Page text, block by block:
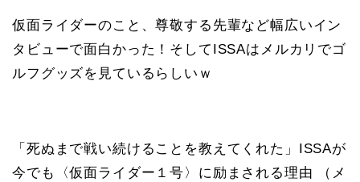
仮面ライダーのこと、尊敬する先輩など幅広いイン
タビューで面白かった！そしてISSAはメルカリでゴ
ルフグッズを見ているらしいｗ
「死ぬまで戦い続けることを教えてくれた」ISSAが
今でも〈仮面ライダー１号〉に励まされる理由 （メ